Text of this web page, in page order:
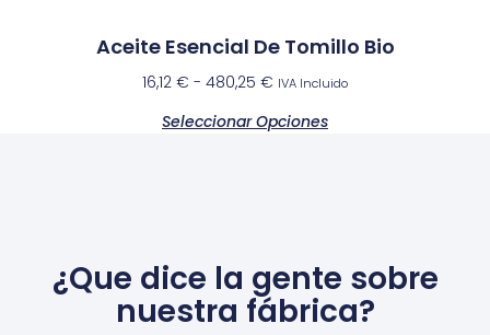
Aceite Esencial De Tomillo Bio
16,12 € - 480,25 € IVA Incluido
Seleccionar Opciones
¿Que dice la gente sobre
nuestra fábrica?